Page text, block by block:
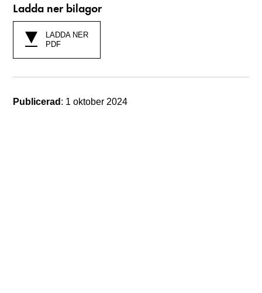
Ladda ner bilagor
LADDA NER
PDF
Publicerad : 1 oktober 2024